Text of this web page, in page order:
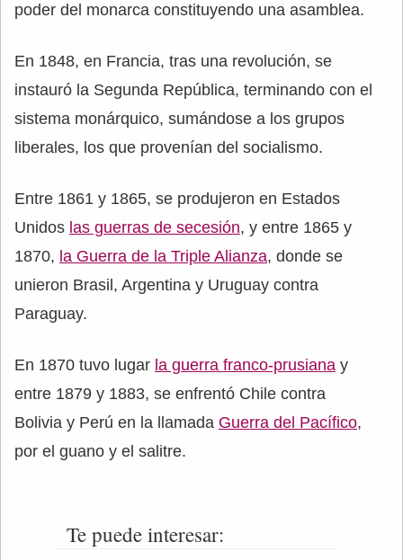
poder del monarca constituyendo una asamblea.
En 1848, en Francia, tras una revolución, se
instauró la Segunda República, terminando con el
sistema monárquico, sumándose a los grupos
liberales, los que provenían del socialismo.
Entre 1861 y 1865, se produjeron en Estados
Unidos las guerras de secesión, y entre 1865 y
1870, la Guerra de la Triple Alianza, donde se
unieron Brasil, Argentina y Uruguay contra
Paraguay.
En 1870 tuvo lugar la guerra franco-prusiana y
entre 1879 y 1883, se enfrentó Chile contra
Bolivia y Perú en la llamada Guerra del Pacífico,
por el guano y el salitre.
Te puede interesar: